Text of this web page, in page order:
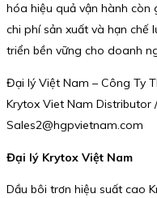
hóa hiệu quả vận hành
chi phí sản xuất và hạn chế
triển bền vững cho doanh
Đại lý Việt Nam – Công Ty
Krytox Viet Nam Distributor
Sales2@hgpvietnam.com
Đại lý Krytox Việt Nam
Dầu bôi trơn hiệu suất cao